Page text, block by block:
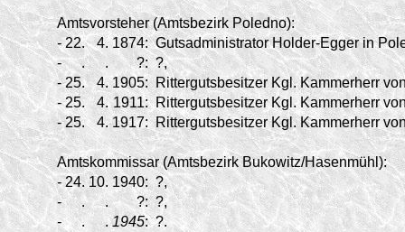
Amtsvorsteher (Amtsbezirk Poledno):
- 22. 4. 1874: Gutsadministrator Holder-Egger in
-
. . ?: ?,
- 25. 4. 1905: Rittergutsbesitzer Kgl. Kammerherr
- 25. 4. 1911: Rittergutsbesitzer Kgl. Kammerherr
- 25. 4. 1917: Rittergutsbesitzer Kgl. Kammerherr
Amtskommissar (Amtsbezirk Bukowitz/Hasenmühl):
- 24. 10. 1940: ?,
-
. . ?: ?,
-
. . 1945: ?.